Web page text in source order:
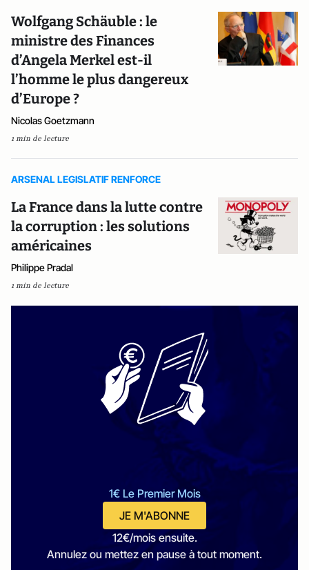
Wolfgang Schäuble : le
ministre des Finances
d’Angela Merkel est-il
l’homme le plus dangereux
d’Europe ?
Nicolas Goetzmann
1 min de lecture
ARSENAL LEGISLATIF RENFORCE
La France dans la lutte contre
la corruption : les solutions
américaines
Philippe Pradal
1 min de lecture
1€ Le Premier Mois
JE M'ABONNE
12€/mois ensuite.
Annulez ou mettez en pause à tout moment.